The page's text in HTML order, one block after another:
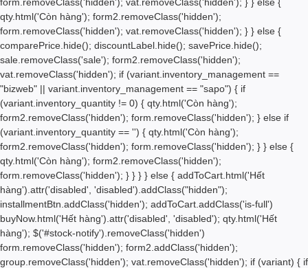
qty.html('Còn hàng'); form2.removeClass('hidden');
form.removeClass('hidden'); vat.removeClass('hidden'); } } else {
comparePrice.hide(); discountLabel.hide(); savePrice.hide();
sale.removeClass('sale'); form2.removeClass('hidden');
vat.removeClass('hidden'); if (variant.inventory_management ==
"bizweb" || variant.inventory_management == "sapo") { if
(variant.inventory_quantity != 0) { qty.html('Còn hàng');
form2.removeClass('hidden'); form.removeClass('hidden'); } else if
(variant.inventory_quantity == '') { qty.html('Còn hàng');
form2.removeClass('hidden'); form.removeClass('hidden'); } } else {
qty.html('Còn hàng'); form2.removeClass('hidden');
form.removeClass('hidden'); } } } } else { addToCart.html('Hết
hàng').attr('disabled', 'disabled').addClass("hidden");
installmentBtn.addClass('hidden'); addToCart.addClass('is-full')
buyNow.html('Hết hàng').attr('disabled', 'disabled'); qty.html('Hết
hàng'); $('#stock-notify').removeClass('hidden')
form.removeClass('hidden'); form2.addClass('hidden');
group.removeClass('hidden'); vat.removeClass('hidden'); if (variant) { if